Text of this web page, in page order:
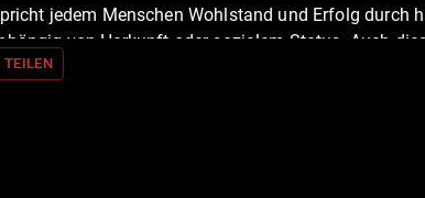
jedem Menschen Wohlstand und Erfolg durch
von Herkunft oder sozialem Status. Auch
bis in die Gründungszeit der USA zurück. Mit der
TEILEN